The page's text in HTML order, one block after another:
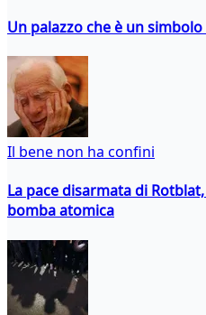
Un palazzo che è un
Il bene non ha confini
La pace disarmata di
bomba atomica